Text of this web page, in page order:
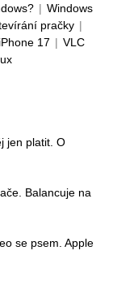
| Windows
pračky |
iPhone 17 | VLC
jen platit. O
Balancuje na
se psem. Apple